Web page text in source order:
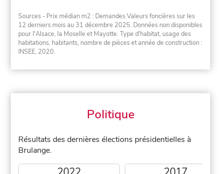
Sources - Prix médian m2 : Demandes Valeurs foncières sur les
12 derniers mois au 31 décembre 2025. Données non disponibles
pour l'Alsace, la Moselle et Mayotte. Type d'habitat, usage des
habitations, habitants, nombre de pièces et année de construction :
INSEE, 2020.
Politique
Résultats des dernières élections présidentielles à
Brulange.